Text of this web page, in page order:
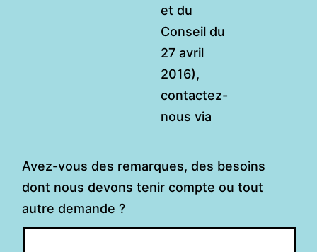
et du
Conseil du
27 avril
2016),
contactez-
nous via
Avez-vous des remarques, des besoins
dont nous devons tenir compte ou tout
autre demande ?